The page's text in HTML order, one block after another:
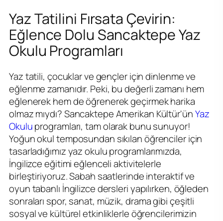
Yaz Tatilini Fırsata Çevirin:
Eğlence Dolu Sancaktepe Yaz
Okulu Programları
Yaz tatili, çocuklar ve gençler için dinlenme ve
eğlenme zamanıdır. Peki, bu değerli zamanı hem
eğlenerek hem de öğrenerek geçirmek harika
olmaz mıydı? Sancaktepe Amerikan Kültür'ünYaz
Okuluprogramları, tam olarak bunu sunuyor!
Yoğun okul temposundan sıkılan öğrenciler için
tasarladığımız yaz okulu programlarımızda,
İngilizce eğitimi eğlenceli aktivitelerle
birleştiriyoruz. Sabah saatlerinde interaktif ve
oyun tabanlı İngilizce dersleri yapılırken, öğleden
sonraları spor, sanat, müzik, drama gibi çeşitli
sosyal ve kültürel etkinliklerle öğrencilerimizin